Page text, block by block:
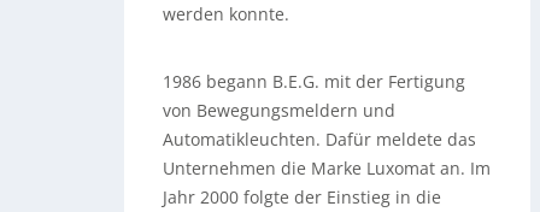
werden konnte.
1986 begann B.E.G. mit der Fertigung
von Bewegungsmeldern und
Automatikleuchten. Dafür meldete das
Unternehmen die Marke Luxomat an. Im
Jahr 2000 folgte der Einstieg in die